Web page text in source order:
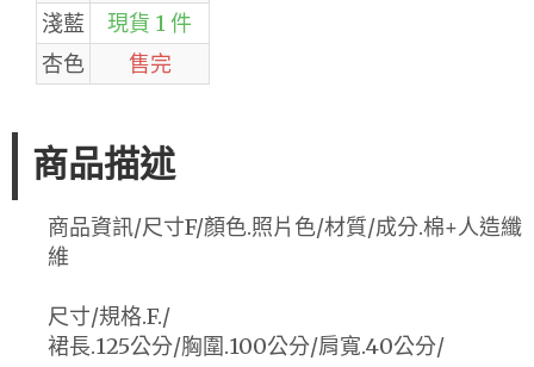
淺藍
現貨 1 件
杏色
售完
商品描述
商品資訊/尺寸F/顏色.照片色/材質/成分.棉+人造纖
維
尺寸/規格.F./
裙長.125公分/胸圍.100公分/肩寬.40公分/